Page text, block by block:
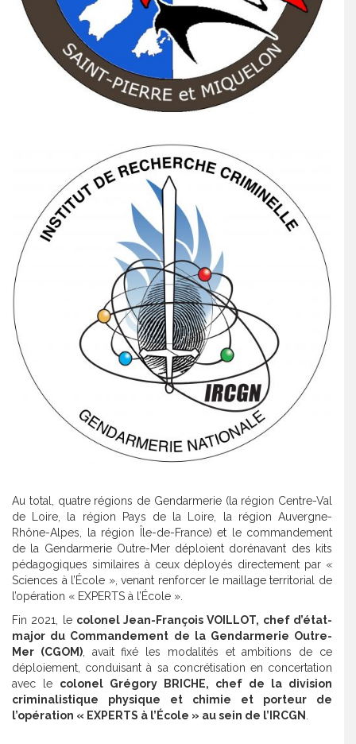
Au total, quatre régions de Gendarmerie (la région Centre-Val
de Loire, la région Pays de la Loire, la région Auvergne-
Rhône-Alpes, la région Île-de-France) et le commandement
de la Gendarmerie Outre-Mer déploient dorénavant des kits
pédagogiques similaires à ceux déployés directement par «
Sciences à l’École », venant renforcer le maillage territorial de
l’opération « EXPERTS à l’École ».
Fin 2021, le colonel Jean-François VOILLOT, chef d’état-
major du Commandement de la Gendarmerie Outre-
Mer (CGOM), avait fixé les modalités et ambitions de ce
déploiement, conduisant à sa concrétisation en concertation
avec le colonel Grégory BRICHE, chef de la division
criminalistique physique et chimie et porteur de
l’opération « EXPERTS à l’École » au sein de l’IRCGN .